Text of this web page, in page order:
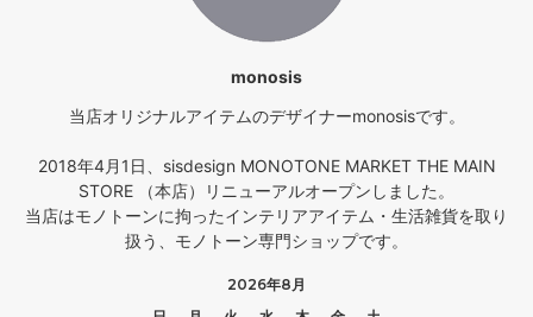
monosis
当店オリジナルアイテムのデザイナーmonosisです。
2018年4月1日、sisdesign MONOTONE MARKET THE MAIN
STORE （本店）リニューアルオープンしました。
当店はモノトーンに拘ったインテリアアイテム・生活雑貨を取り
扱う、モノトーン専門ショップです。
2026年8月